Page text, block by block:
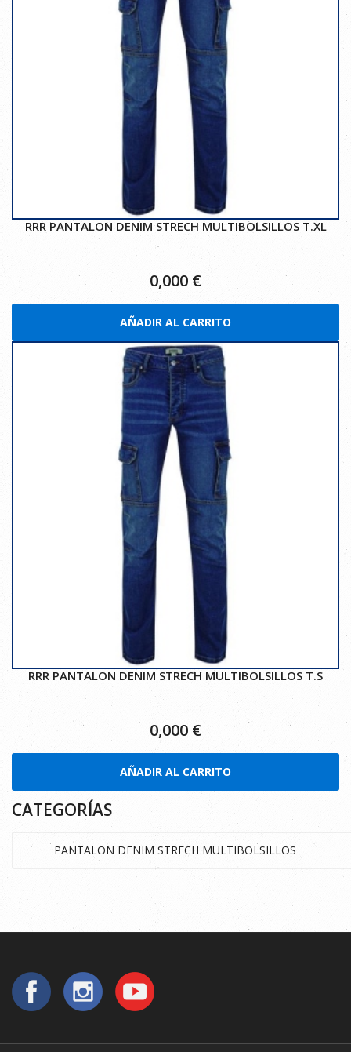
RRR PANTALON DENIM STRECH MULTIBOLSILLOS T.XL
0,000 €
AÑADIR AL CARRITO
RRR PANTALON DENIM STRECH MULTIBOLSILLOS T.S
0,000 €
AÑADIR AL CARRITO
CATEGORÍAS